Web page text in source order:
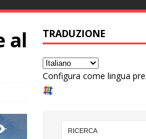
al
TRADUZIONE
Configura come lingua